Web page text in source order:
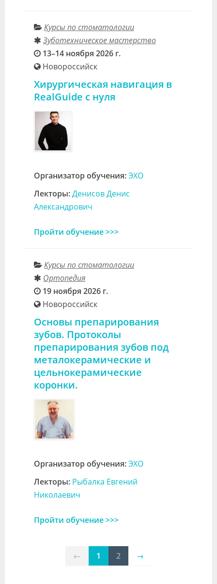
Курсы по стоматологии
Зуботехническое мастерство
13–14 ноября 2026 г.
Новороссийск
Хирургическая навигация в
RealGuide с нуля
Организатор обучения:ЭХО
Лекторы:Денисов Денис
Александрович
Пройти обучение >>>
Курсы по стоматологии
Ортопедия
19 ноября 2026 г.
Новороссийск
Основы препарирования
зубов. Протоколы
препарирования зубов под
металокерамические и
цельнокерамические
коронки.
Организатор обучения:ЭХО
Лекторы: Рыбалка Евгений
Николаевич
Пройти обучение >>>
← 1 2 →